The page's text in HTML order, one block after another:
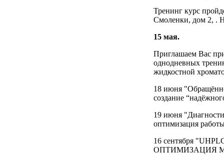
Тренинг курс
Смоленки, дом 2, .
15 мая.
Приглашаем Вас
однодневных
жидкостной
18 июня
создание
19 июня
оптимизация
16 сентября
ОПТИМИЗАЦИЯ